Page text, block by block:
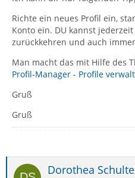
Richte ein neues Profil ein,
Konto ein. DU kannst
zurückkehren und auch
Man macht das mit Hilfe des
Profil-Manager - Profile
Gruß
Gruß
Dorothea Schulte